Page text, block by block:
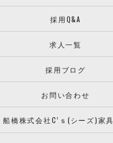
採用Q&A
求人一覧
採用ブログ
お問い合わせ